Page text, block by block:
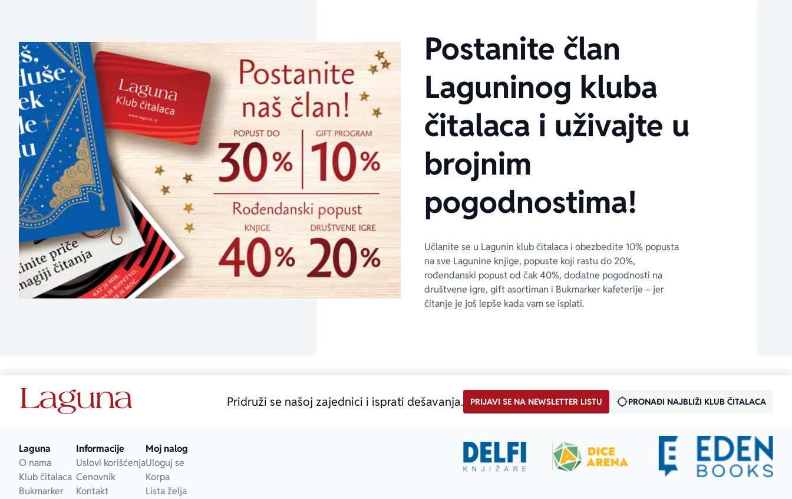
Postanite član
Laguninog kluba
čitalaca i uživajte u
brojnim
pogodnostima!
Učlanite se u Lagunin klub čitalaca i obezbedite 10% popusta
na sve Lagunine knjige, popuste koji rastu do 20%,
rođendanski popust od čak 40%, dodatne pogodnosti na
društvene igre, gift asortiman i Bukmarker kafeterije – jer
čitanje je još lepše kada vam se isplati.
Pridruži se našoj zajednici i isprati dešavanja. PRIJAVI SE NA NEWSLETTER LISTU PRONAĐI NAJBLIŽI KLUB ČITALACA
Laguna
O nama
Klub čitalaca
Bukmarker
Informacije
Uslovi korišćenja
Cenovnik
Kontakt
Moj nalog
Uloguj se
Korpa
Lista želja